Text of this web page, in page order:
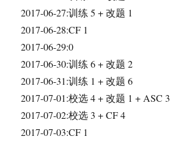
2017-06-27:训练 5 + 改题 1
2017-06-28:CF 1
2017-06-29:0
2017-06-30:训练 6 + 改题 2
2017-06-31:训练 1 + 改题 6
2017-07-01:校选 4 + 改题 1 + ASC 3
2017-07-02:校选 3 + CF 4
2017-07-03:CF 1